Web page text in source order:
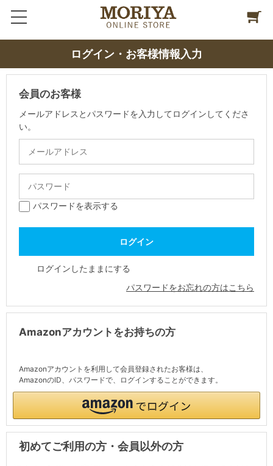
ログイン・お客様情報入力
会員のお客様
メールアドレスとパスワードを入力してログインしてくださ
い。
パスワードを表示する
ログインしたままにする
パスワードをお忘れの方はこちら
Amazonアカウントをお持ちの方
Amazonアカウントを利用して会員登録されたお客様は、
AmazonのID、パスワードで、ログインすることができます。
初めてご利用の方・会員以外の方